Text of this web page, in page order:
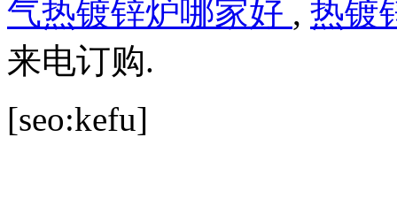
气热镀锌炉哪家好 , 热镀
来电订购.
[seo:kefu]